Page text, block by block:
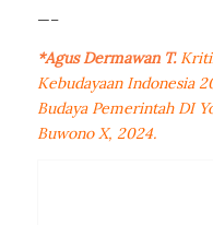
—–
*Agus Dermawan T.
Kebudayaan Indonesia
Budaya Pemerintah DI
Buwono X, 2024.